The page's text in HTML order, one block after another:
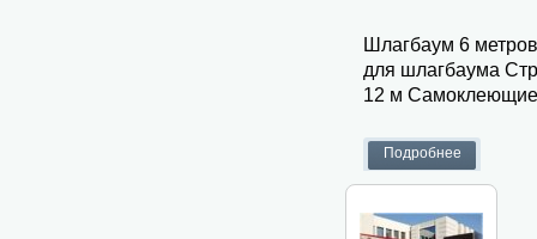
Шлагбаум 6
для шлагбаума
12 м